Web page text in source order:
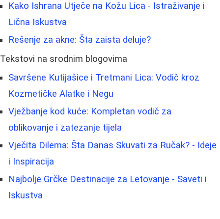
Kako Ishrana Utječe na Kožu Lica - Istraživanje i
Lična Iskustva
Rešenje za akne: Šta zaista deluje?
Tekstovi na srodnim blogovima
Savršene Kutijašice i Tretmani Lica: Vodič kroz
Kozmetičke Alatke i Negu
Vježbanje kod kuće: Kompletan vodič za
oblikovanje i zatezanje tijela
Vječita Dilema: Šta Danas Skuvati za Ručak? - Ideje
i Inspiracija
Najbolje Grčke Destinacije za Letovanje - Saveti i
Iskustva